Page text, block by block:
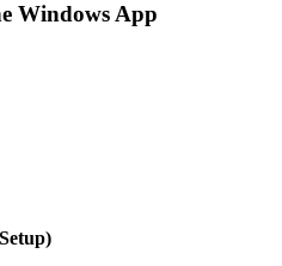
Windows App